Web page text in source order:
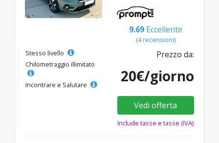
9.69 Eccellente
(4 recensioni)
Stesso livello
Chilometraggio illimitato
Incontrare e Salutare
Prezzo da:
20€/giorno
Vedi offerta
Include tasse e tasse (IVA)